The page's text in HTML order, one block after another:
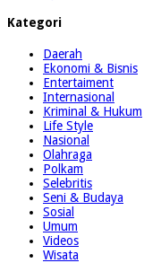
Kategori
Daerah
Ekonomi & Bisnis
Entertaiment
Internasional
Kriminal & Hukum
Life Style
Nasional
Olahraga
Polkam
Selebritis
Seni & Budaya
Sosial
Umum
Videos
Wisata